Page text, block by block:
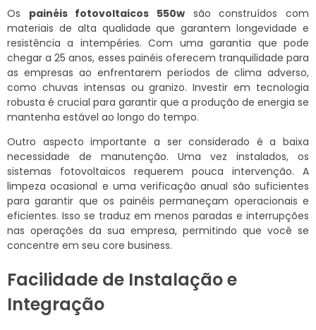
Os painéis fotovoltaicos 550w são construídos com
materiais de alta qualidade que garantem longevidade e
resistência a intempéries. Com uma garantia que pode
chegar a 25 anos, esses painéis oferecem tranquilidade para
as empresas ao enfrentarem períodos de clima adverso,
como chuvas intensas ou granizo. Investir em tecnologia
robusta é crucial para garantir que a produção de energia se
mantenha estável ao longo do tempo.
Outro aspecto importante a ser considerado é a baixa
necessidade de manutenção. Uma vez instalados, os
sistemas fotovoltaicos requerem pouca intervenção. A
limpeza ocasional e uma verificação anual são suficientes
para garantir que os painéis permaneçam operacionais e
eficientes. Isso se traduz em menos paradas e interrupções
nas operações da sua empresa, permitindo que você se
concentre em seu core business.
Facilidade de Instalação e
Integração